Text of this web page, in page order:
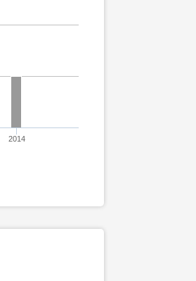
2014